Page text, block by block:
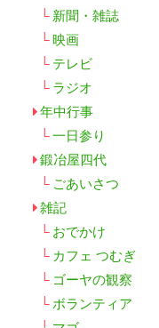
新聞・雑誌
映画
テレビ
ラジオ
年中行事
一日参り
鍛冶屋四代
ごあいさつ
雑記
おでかけ
カフェ つむぎ
ゴーヤの観察
ボランティア